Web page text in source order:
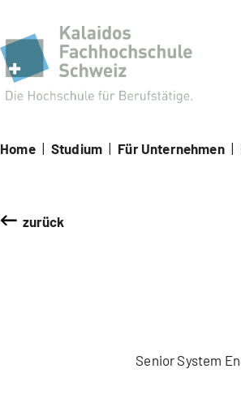
Home | Studium | Für Unternehmen |
zurück
Senior System